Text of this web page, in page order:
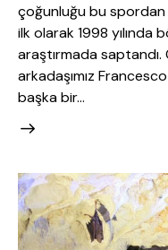
çoğunluğu bu
ilk olarak 1998 yılında
araştırmada saptandı.
arkadaşımız
başka bir…